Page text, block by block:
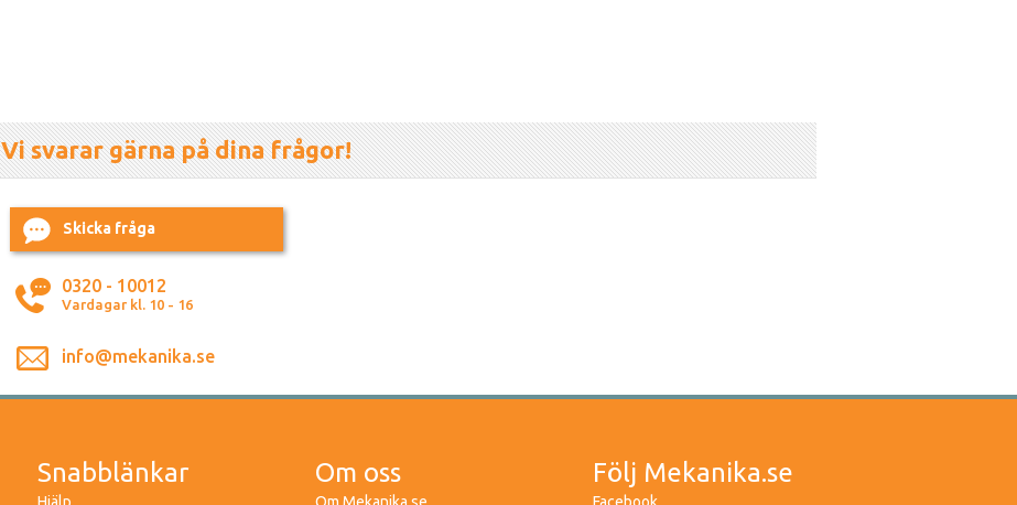
Vi svarar gärna på dina frågor!
Skicka fråga
0320 - 10012
Vardagar kl. 10 - 16
info@mekanika.se
Snabblänkar Om oss Följ Mekanika.se